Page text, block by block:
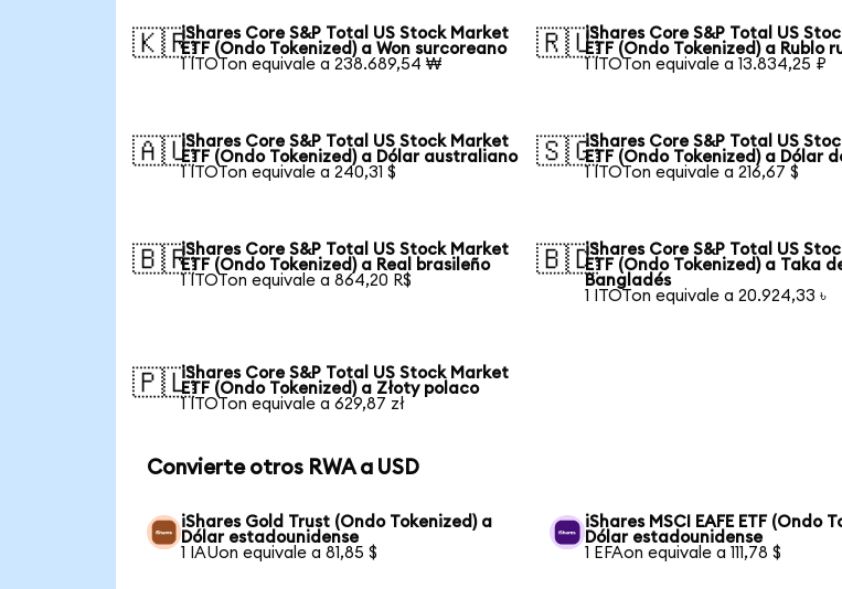
🇰🇷iShares Core S&P Total US Stock Market
ETF (Ondo Tokenized) a Won surcoreano
1 ITOTon equivale a 238.689,54 ₩
🇷🇺iShares Core S&P Total US
ETF (Ondo Tokenized) a Rublo
1 ITOTon equivale a 13.834,25 ₽
🇦🇺iShares Core S&P Total US Stock Market
ETF (Ondo Tokenized) a Dólar australiano
1 ITOTon equivale a 240,31 $
🇸🇬iShares Core S&P Total US
ETF (Ondo Tokenized) a Dólar
1 ITOTon equivale a 216,67 $
🇧🇷iShares Core S&P Total US Stock Market
ETF (Ondo Tokenized) a Real brasileño
1 ITOTon equivale a 864,20 R$
🇧🇩iShares Core S&P Total US
ETF (Ondo Tokenized) a Taka
Bangladés
1 ITOTon equivale a 20.924,33 ৳
🇵🇱iShares Core S&P Total US Stock Market
ETF (Ondo Tokenized) a Złoty polaco
1 ITOTon equivale a 629,87 zł
Convierte otros RWA a USD
iShares Gold Trust (Ondo Tokenized) a
Dólar estadounidense
1 IAUon equivale a 81,85 $
iShares MSCI EAFE ETF (Ondo
Dólar estadounidense
1 EFAon equivale a 111,78 $